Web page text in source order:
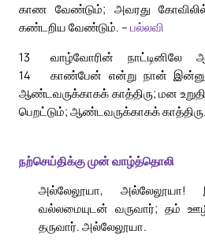
காண வேண்டும்; அவரது
கண்டறிய வேண்டும். – பல்லவி
13
வாழ்வோரின்
காண்பேன் என்று நான்
14
ஆண்டவருக்காகக் காத்திரு; மன
பெறட்டும்; ஆண்டவருக்காகக்
நற்செய்திக்கு முன் வாழ்த்தொலி
அல்லேலூயா,
வல்லமையுடன் வருவார்; தம்
தருவார். அல்லேலூயா.